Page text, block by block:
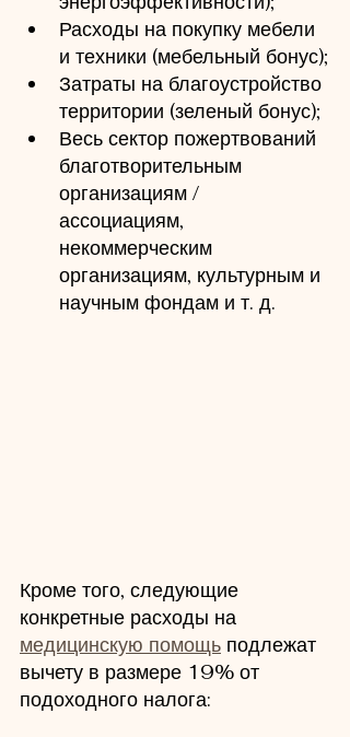
Расходы на покупку мебели
и техники (мебельный бонус);
Затраты на благоустройство
территории (зеленый бонус);
Весь сектор пожертвований
благотворительным
организациям /
ассоциациям,
некоммерческим
организациям, культурным и
научным фондам и т. д.
Кроме того, следующие
конкретные расходы на
медицинскую помощь подлежат
вычету в размере 19% от
подоходного налога: